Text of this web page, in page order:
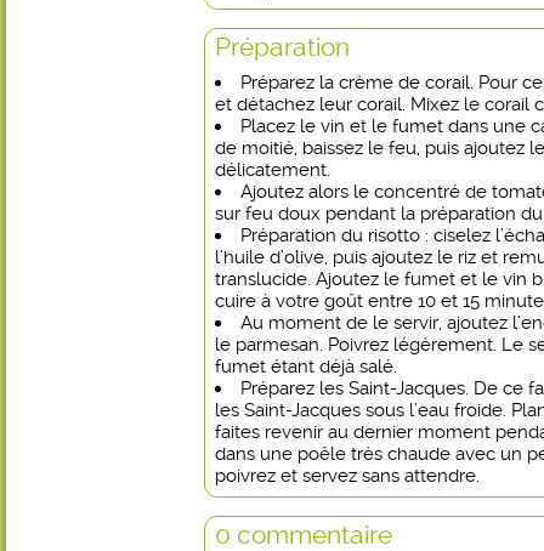
Préparation
Préparez la crème de corail. Pour
et détachez leur corail. Mixez le corail
Placez le vin et le fumet dans une
de moitié, baissez le feu, puis ajoutez
délicatement.
Ajoutez alors le concentré de
sur feu doux pendant la préparation
Préparation du risotto : ciselez
l’huile d’olive, puis ajoutez le riz et
translucide. Ajoutez le fumet et le vin
cuire à votre goût entre 10 et 15
Au moment de le servir, ajoutez
le parmesan. Poivrez légèrement. Le
fumet étant déjà salé.
Préparez les Saint-Jacques. De ce
les Saint-Jacques sous l’eau froide.
faites revenir au dernier moment
dans une poêle très chaude avec un
poivrez et servez sans attendre.
0 commentaire